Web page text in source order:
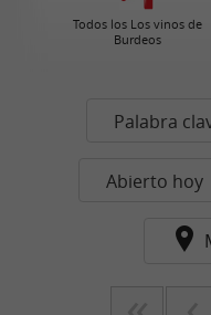
Todos los Los vinos de
Burdeos
Palabra
Abierto hoy